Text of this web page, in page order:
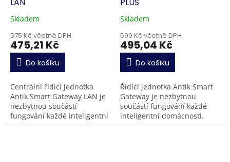
Skladem
575 Kč včetně DPH
475,21 Kč
Do košíku
Centrální řídicí jednotka
Antik Smart Gateway LAN je
nezbytnou součástí
fungování každé inteligentní
domácnosti. Umožní vám
Skladem
599 Kč včetně DPH
495,04 Kč
Do košíku
Řídící jednotka Antik Smart
Gateway je nezbytnou
součástí fungování každé
inteligentní domácnosti.
Umožní vám vzájemně